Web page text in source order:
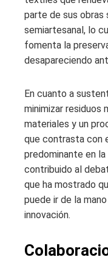
parte de sus obras
semiartesanal, lo
fomenta la
desapareciendo
En cuanto a
minimizar residuos
materiales y un
que contrasta con
predominante en la
contribuido al
que ha mostrado
puede ir de la
innovación.